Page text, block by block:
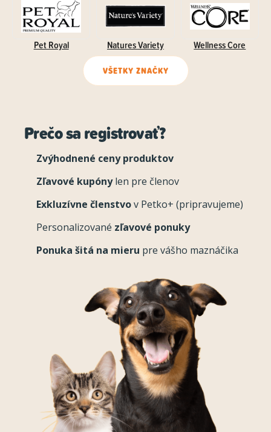
Pet Royal Natures Variety Wellness Core
VŠETKY ZNAČKY
Prečo sa registrovať?
Zvýhodnené ceny produktov
Zľavové kupónylen pre členov
Exkluzívne členstvov Petko+ (pripravujeme)
Personalizované zľavové ponuky
Ponuka šitá na mieru pre vášho maznáčika